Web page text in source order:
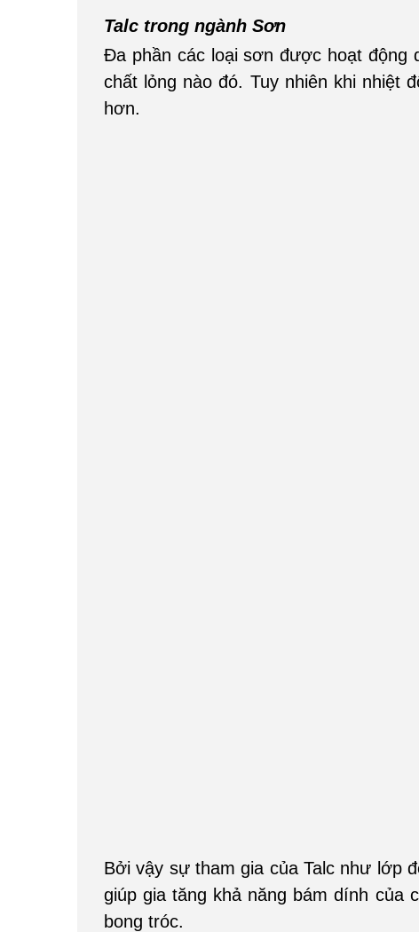
Talc trong ngành Sơn
Đa phần các loại sơn được hoạt động
chất lỏng nào đó. Tuy nhiên khi nhiệt
hơn.
Bởi vậy sự tham gia của Talc như lớp
giúp gia tăng khả năng bám dính của
bong tróc.